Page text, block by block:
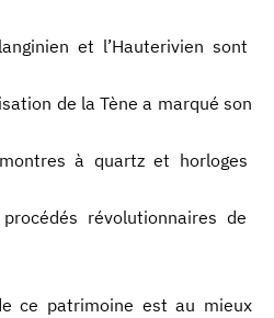
et l’Hauterivien sont
de la Tène a marqué son
à quartz et horloges
révolutionnaires de
ce patrimoine est au mieux